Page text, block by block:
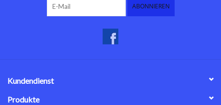
ABONNIEREN
Kundendienst
Produkte